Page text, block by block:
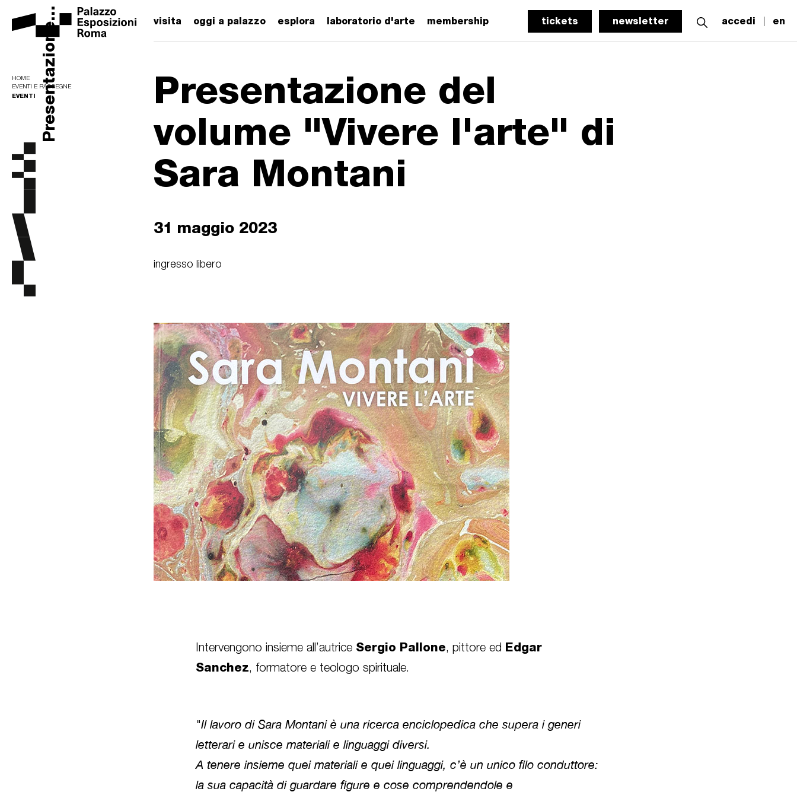
visita oggi a palazzo esplora laboratorio d'arte membership tickets newsletter accedi en
HOME
EVENTI E RASSEGNE
EVENTI Presentazione...
Presentazione del
volume "Vivere l'arte" di
Sara Montani
31 maggio 2023
ingresso libero
Intervengono insieme all’autrice Sergio Pallone, pittore ed Edgar
Sanchez, formatore e teologo spirituale.
"Il lavoro di Sara Montani è una ricerca enciclopedica che supera i generi
letterari e unisce materiali e linguaggi diversi.
A tenere insieme quei materiali e quei linguaggi, c’è un unico filo conduttore:
la sua capacità di guardare figure e cose comprendendole e